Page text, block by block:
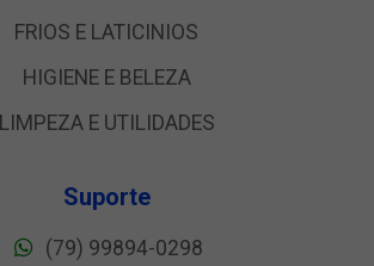
FRIOS E LATICINIOS
HIGIENE E BELEZA
LIMPEZA E UTILIDADES
Suporte
(79) 99894-0298